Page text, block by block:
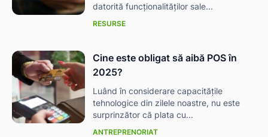
datorită funcționalităților sale...
RESURSE
Cine este obligat să aibă POS în
2025?
Luând în considerare capacitățile
tehnologice din zilele noastre, nu este
surprinzător că plata cu...
ANTREPRENORIAT